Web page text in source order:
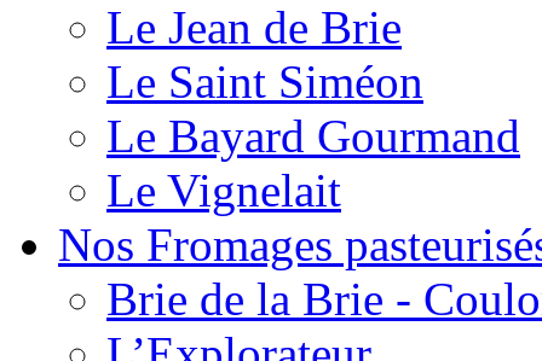
Le Jean de Brie
Le Saint Siméon
Le Bayard Gourmand
Le Vignelait
Nos Fromages
Brie de la Brie -